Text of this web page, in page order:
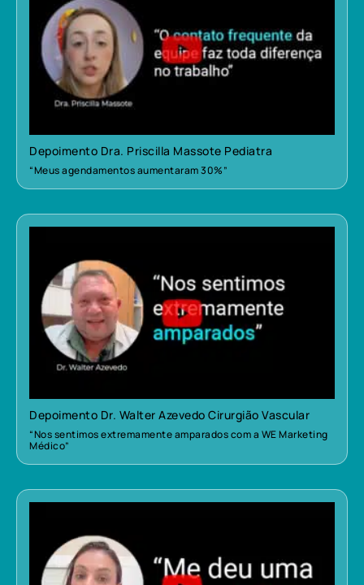
Depoimento Dra. Priscilla Massote Pediatra
“Meus agendamentos aumentaram 30%”
Depoimento Dr. Walter Azevedo Cirurgião Vascular
“Nos sentimos extremamente amparados com a WE Marketing
Médico”